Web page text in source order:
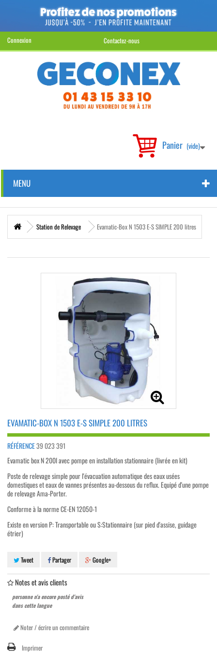
Connexion Contactez-nous
Panier (vide)
MENU
Station de Relevage Evamatic-Box N 1503 E-S SIMPLE 200 litres
EVAMATIC-BOX N 1503 E-S SIMPLE 200 LITRES
RÉFÉRENCE39 023 391
Evamatic box N 200l avec pompe en installation stationnaire (livrée en kit)
Poste de relevage simple pour l'évacuation automatique des eaux usées
domestiques et eaux de vannes présentes au-dessous du reflux. Equipé d'une pompe
de relevage Ama-Porter.
Conforme à la norme CE-EN 12050-1
Existe en version P: Transportable ou S:Stationnaire (sur pied d'assise, guidage
étrier)
Tweet Partager Google+
Notes et avis clients
personne n'a encore posté d'avis
dans cette langue
Noter / écrire un commentaire
Imprimer